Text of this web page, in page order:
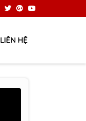
LIÊN HỆ